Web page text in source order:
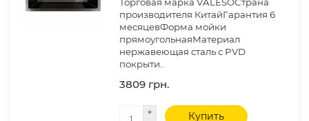
производителя КитайГарантия 6
месяцевФорма мойки
прямоугольнаяМатериал
нержавеющая сталь с PVD
покрыти..
3809 грн.
Купить